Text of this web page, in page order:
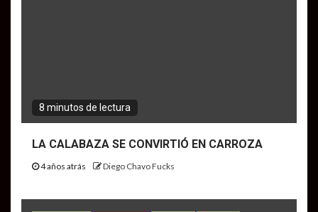
8 minutos de lectura
LA CALABAZA SE CONVIRTIÓ EN CARROZA
4 años atrás Diego Chavo Fucks